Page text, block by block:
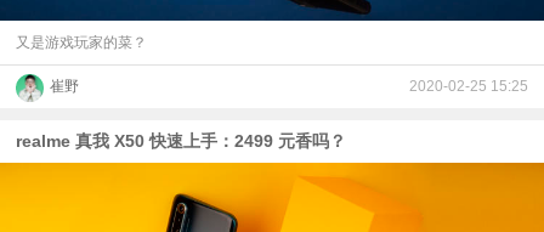
又是游戏玩家的菜？
崔野 2020-02-25 15:25
realme 真我 X50 快速上手：2499 元香吗？